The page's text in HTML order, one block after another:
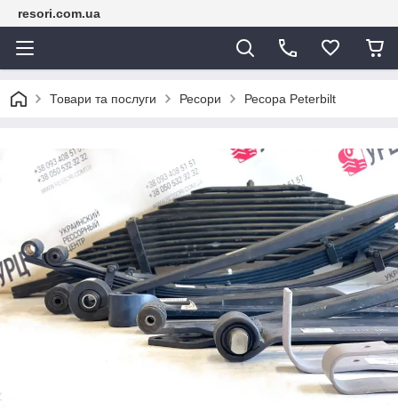
resori.com.ua
Товари та послуги Ресори Ресора Peterbilt